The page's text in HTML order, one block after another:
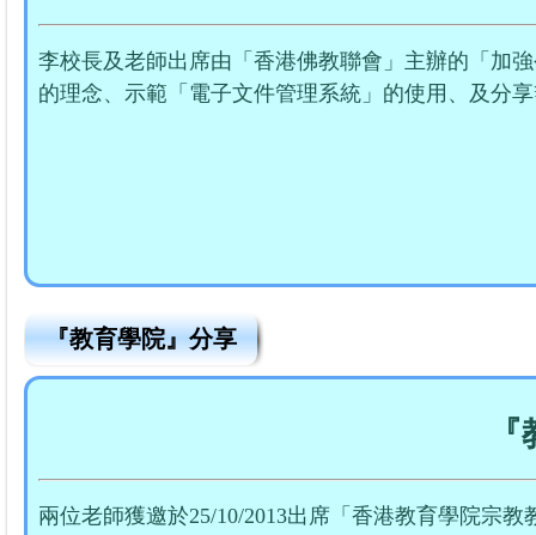
李校長及老師出席由「香港佛教聯會」主辦的「加
的理念、示範「電子文件管理系統」的使用、及分
『教育學院』分享
兩位老師獲邀於25/10/2013出席「香港教育學院宗